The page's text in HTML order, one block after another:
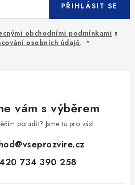
obchodními podmínkami a
osobních údajů.
PŘIHLÁSIT SE
vám s výběrem
poradit? Jsme tu pro vás!
@vseprozvire.cz
734 390 258